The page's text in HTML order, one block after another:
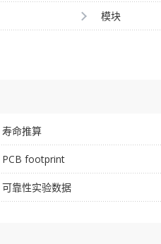
模块
寿命推算
PCB footprint
可靠性实验数据